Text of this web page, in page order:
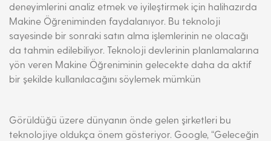
deneyimlerini analiz etmek ve iyileştirmek için halihazırda
Makine Öğreniminden faydalanıyor. Bu teknoloji
sayesinde bir sonraki satın alma işlemlerinin ne olacağı
da tahmin edilebiliyor. Teknoloji devlerinin planlamalarına
yön veren Makine Öğreniminin gelecekte daha da aktif
bir şekilde kullanılacağını söylemek mümkün
Görüldüğü üzere dünyanın önde gelen şirketleri bu
teknolojiye oldukça önem gösteriyor. Google, “Geleceğin